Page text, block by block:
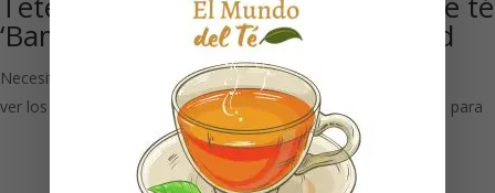
‘Bamboo’ 600 ml
Necesitas estar registrado para
ver los precios
de doble pared
400 ml
Necesitas estar registrado para
ver los precios